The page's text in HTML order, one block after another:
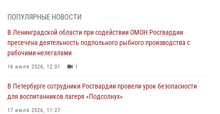
также оказали доврачебную помощь пострадавшим
03 августа 2026, 14:15 3 1
Росгвардейцы приняли участие в Большом семейном фестивале
03 августа 2026, 13:26
В Ленинградской области сотрудники Росгвардии обнаружили
пропавшего мальчика с нарушением слуха и помогли ему вернуться
домой
ПОПУЛЯРНЫЕ НОВОСТИ
В Ленинградской области при содействии ОМОН Росгвардии
пресечена деятельность подпольного рыбного производства с
рабочими-нелегалами
16 июля 2026, 12:01 1
В Петербурге сотрудники Росгвардии провели урок безопасности
для воспитанников лагеря «Подсолнух»
17 июля 2026, 11:27